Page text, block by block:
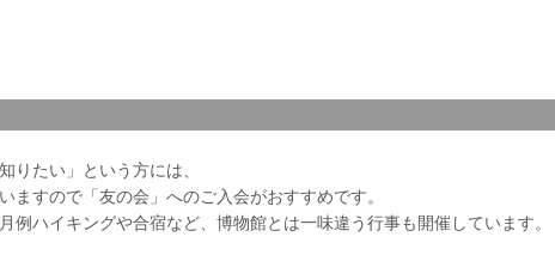
りたい」という方には、
すので「友の会」へのご入会がおすすめです。
例ハイキングや合宿など、博物館とは一味違う行事も開催しています。